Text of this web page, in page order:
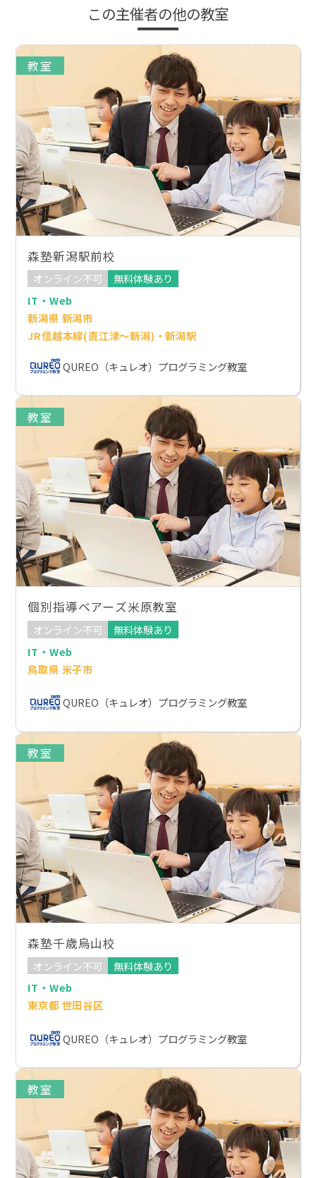
この主催者の他の教室
教室
森塾新潟駅前校
オンライン不可
無料体験あり
IT・Web
新潟県 新潟市
JR信越本線(直江津～新潟)・新潟駅
QUREO（キュレオ）プログラミング教室
教室
個別指導ベアーズ米原教室
オンライン不可
無料体験あり
IT・Web
鳥取県 米子市
QUREO（キュレオ）プログラミング教室
教室
森塾千歳烏山校
オンライン不可
無料体験あり
IT・Web
東京都 世田谷区
QUREO（キュレオ）プログラミング教室
教室